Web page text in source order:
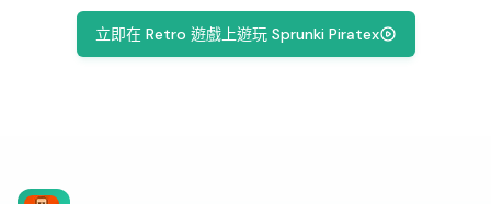
立即在 Retro 遊戲上遊玩 Sprunki Piratex